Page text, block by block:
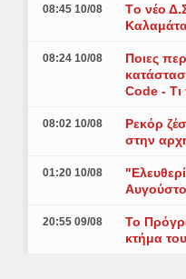
08:45 10/08
Tο νέο
08:24 10/08
Ποιες
Code -
08:02 10/08
Ρεκόρ
στην
01:20 10/08
20:55 09/08
Το
κτήμα